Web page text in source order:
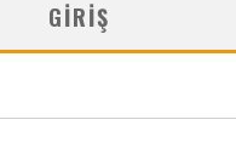
GIRIŞ